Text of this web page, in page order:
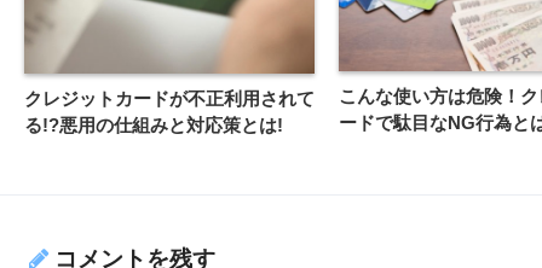
クレジットカードが不正利用されて
る!?悪用の仕組みと対応策とは!
こんな使い方は危険！
ードで駄目なNG行為と
コメントを残す